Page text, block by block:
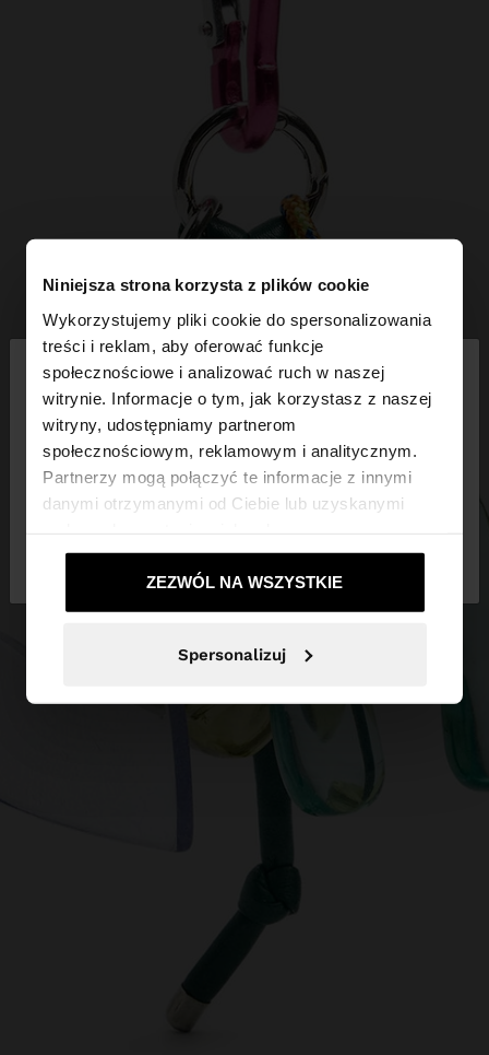
Niniejsza strona korzysta z plików cookie
Wykorzystujemy pliki cookie do spersonalizowania
treści i reklam, aby oferować funkcje
społecznościowe i analizować ruch w naszej
witrynie. Informacje o tym, jak korzystasz z naszej
witryny, udostępniamy partnerom
społecznościowym, reklamowym i analitycznym.
Partnerzy mogą połączyć te informacje z innymi
danymi otrzymanymi od Ciebie lub uzyskanymi
ZEZWÓL NA WSZYSTKIE
Spersonalizuj
witaj
Odwiedzasz stronę z Polska. Czy chcesz
przeglądać naszą stronę United States?